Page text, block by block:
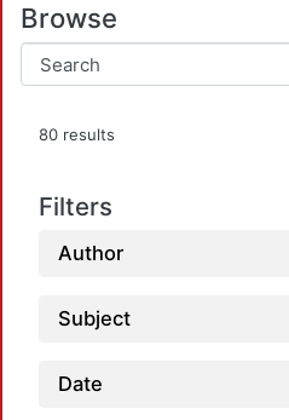
Browse
80 results
Filters
Author
Subject
Date